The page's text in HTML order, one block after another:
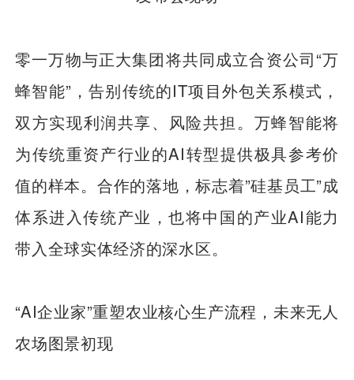
零一万物与正大集团将共同成立合资公司“万
蜂智能”，告别传统的IT项目外包关系模式，
双方实现利润共享、风险共担。万蜂智能将
为传统重资产行业的AI转型提供极具参考价
值的样本。合作的落地，标志着”硅基员工”成
体系进入传统产业，也将中国的产业AI能力
带入全球实体经济的深水区。
“AI企业家”重塑农业核心生产流程，未来无人
农场图景初现